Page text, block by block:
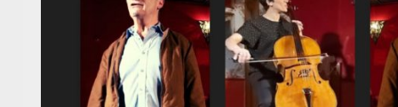
BAM !Bibliothèque Associative de
Theme byMax is NOW!
Powered by WordPress